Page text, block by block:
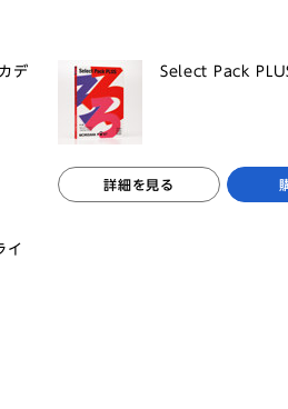
デ
Select Pack
詳細を見る
イ